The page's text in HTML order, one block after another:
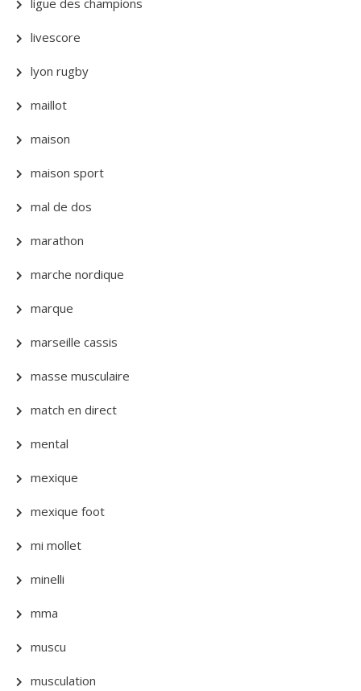
ligue des champions
livescore
lyon rugby
maillot
maison
maison sport
mal de dos
marathon
marche nordique
marque
marseille cassis
masse musculaire
match en direct
mental
mexique
mexique foot
mi mollet
minelli
mma
muscu
musculation